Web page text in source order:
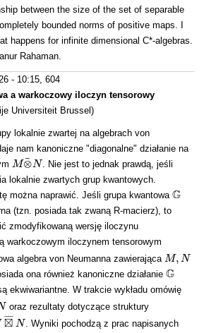
between the size of the set of separable
bounded norms of positive maps. I
happens for infinite dimensional C*-algebras.
Rahaman.
- 10:15 , 604
a warkoczowy iloczyn tensorowy
Universiteit Brussel)
lokalnie zwartej na algebrach von
nam kanoniczne "diagonalne" działanie na
M⊗
¯ N
M⊗¯N
. Nie jest to jednak prawdą, jeśli
lokalnie zwartych grup kwantowych.
można naprawić. Jeśli grupa kwantowa G
G
(tzn. posiada tak zwaną R-macierz), to
zmodyfikowaną wersję iloczynu
warkoczowym iloczynem tensorowym
algebra von Neumanna zawierająca M, N
M,N
ona również kanoniczne działanie G
G
ekwiwariantne. W trakcie wykładu omówię
oraz rezultaty dotyczące struktury
⊠
¯ ¯
¯¯
N
¯N
. Wyniki pochodzą z prac napisanych